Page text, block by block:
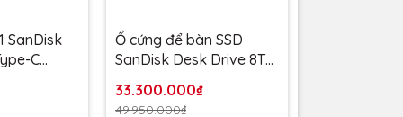
SanDisk
C
G46 -
Ổ cứng để bàn SSD
SanDisk Desk Drive 8TB
1000MB/s SDSSDT40C-
33.300.000₫
49.950.000₫